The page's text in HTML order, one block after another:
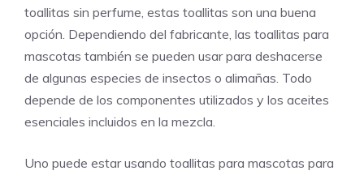
toallitas sin perfume, estas toallitas son una buena
opción. Dependiendo del fabricante, las toallitas para
mascotas también se pueden usar para deshacerse
de algunas especies de insectos o alimañas. Todo
depende de los componentes utilizados y los aceites
esenciales incluidos en la mezcla.
Uno puede estar usando toallitas para mascotas para